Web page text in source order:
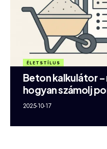
ÉLETSTÍLUS
Beton kalkulátor
hogyan számolj
2025-10-17